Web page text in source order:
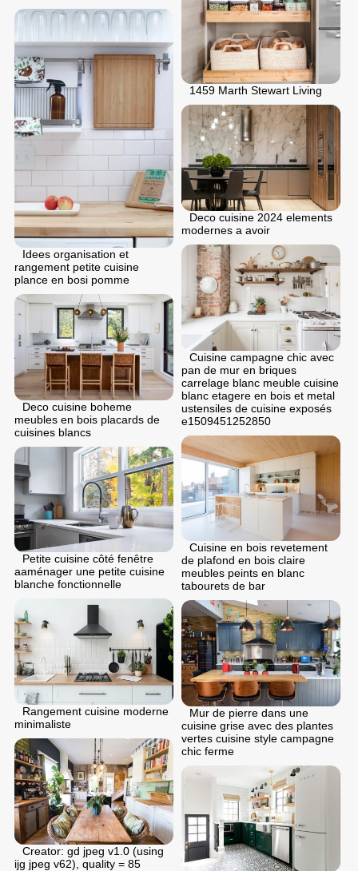
1459 Marth Stewart Living
Idees organisation et
rangement petite cuisine
plance en bosi pomme
Deco cuisine 2024 elements
modernes a avoir
Cuisine campagne chic avec
pan de mur en briques
carrelage blanc meuble cuisine
blanc etagere en bois et metal
ustensiles de cuisine exposés
e1509451252850
Deco cuisine boheme
meubles en bois placards de
cuisines blancs
Cuisine en bois revetement
de plafond en bois claire
meubles peints en blanc
tabourets de bar
Petite cuisine côté fenêtre
aaménager une petite cuisine
blanche fonctionnelle
Rangement cuisine moderne
minimaliste
Mur de pierre dans une
cuisine grise avec des plantes
vertes cuisine style campagne
chic ferme
Creator: gd jpeg v1.0 (using
ijg jpeg v62), quality = 85